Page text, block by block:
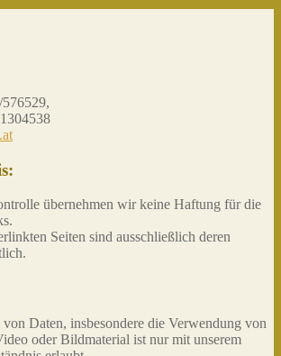
übernehmen wir keine Haftung für die
Seiten sind ausschließlich deren
Daten, insbesondere die Verwendung von
oder Bildmaterial ist nur mit unserem